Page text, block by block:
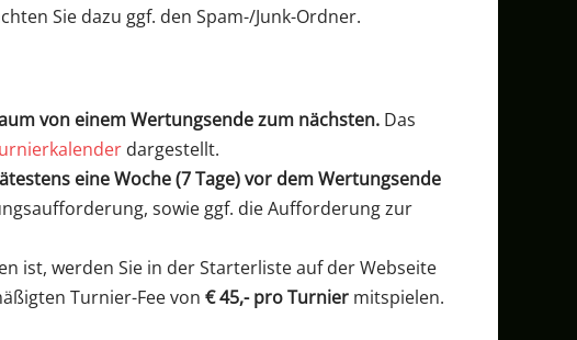
Sie dazu ggf. den Spam-/Junk-Ordner.
von einem Wertungsende zum nächsten. Das
dargestellt.
eine Woche (7 Tage) vor dem Wertungsende
sowie ggf. die Aufforderung zur
ist, werden Sie in der Starterliste auf der Webseite
Turnier-Fee von € 45,- pro Turnier mitspielen.